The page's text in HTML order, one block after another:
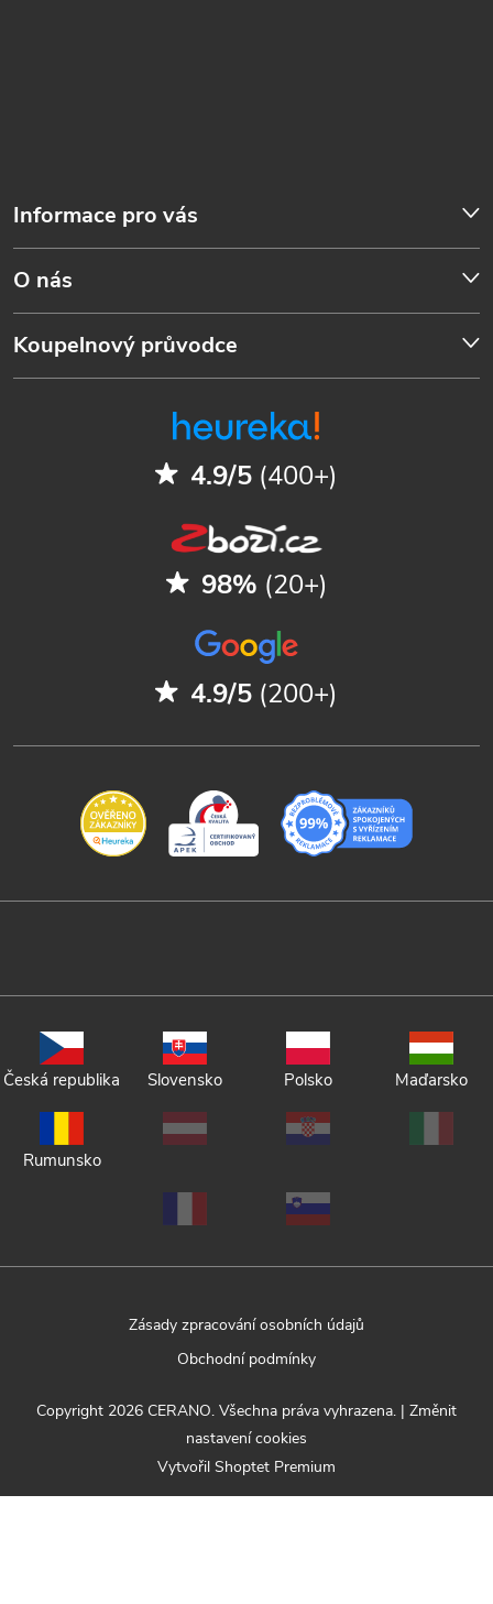
Informace pro vás
O nás
Koupelnový průvodce
4.9/5 (400+)
98% (20+)
4.9/5 (200+)
Česká republika Slovensko Polsko Maďarsko
Rumunsko
Zásady zpracování osobních údajů
Obchodní podmínky
Vytvořil Shoptet Premium
Copyright 2026 CERANO. Všechna práva vyhrazena. | Změnit
nastavení cookies